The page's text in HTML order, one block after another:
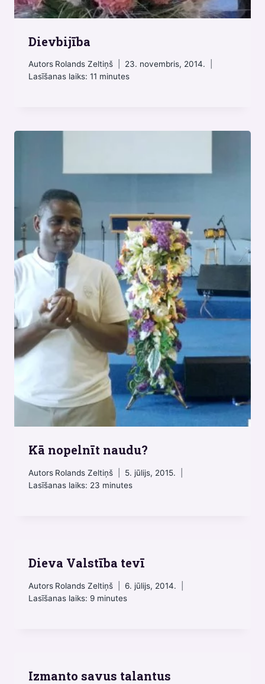
Dievbijība
Autors Rolands Zeltiņš
23. novembris, 2014.
Lasīšanas laiks: 11 minutes
Kā nopelnīt naudu?
Autors Rolands Zeltiņš
5. jūlijs, 2015.
Lasīšanas laiks: 23 minutes
Dieva Valstība tevī
Autors Rolands Zeltiņš
6. jūlijs, 2014.
Lasīšanas laiks: 9 minutes
Izmanto savus talantus